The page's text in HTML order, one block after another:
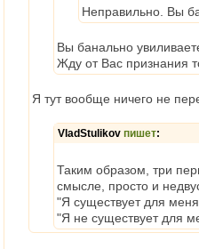
Неправильно. Вы
Вы банально
Жду от Вас признания
Я тут вообще ничего не
VladStulikov пишет:
Таким образом, три
смысле, просто и
"Я существует для
"Я не существует для